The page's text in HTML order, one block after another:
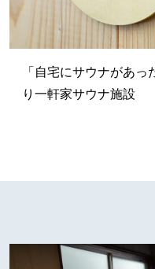
「自宅にサウナがあ
り一軒家サウナ施設